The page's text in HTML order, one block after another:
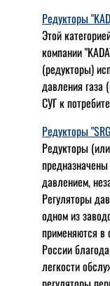
Редукторы
Этой
компании
(редукторы)
давления газа
СУГ к
Редукторы
Редукторы
давлением,
Регуляторы
одном из
применяются в
России
легкости